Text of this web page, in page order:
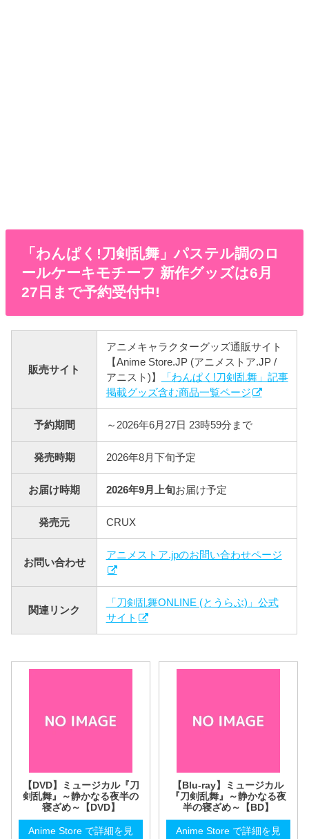
「わんぱく​!刀剣乱舞」パステル調のロ
ールケーキモチーフ 新作グッズは6月
27日まで予約受付中!
販売サイト
アニメキャラクターグッズ通販サイト
【Anime Store.JP (アニメストア.JP /
アニスト)】
「わんぱく​!刀剣乱舞」記事
掲載グッズ含む商品一覧ページ
予約期間 ～2026年6月27日 23時59分まで
発売時期 2026年8月下旬予定
お届け時期 2026年9月上旬お届け予定
発売元 CRUX
お問い合わせ
アニメストア.jpのお問い合わせページ
関連リンク
「刀剣乱舞ONLINE (とうらぶ)」公式
サイト
【DVD】ミュージカル『刀
剣乱舞』～静かなる夜半の
寝ざめ～【DVD】
Anime Store で詳細を見
【Blu-ray】ミュージカル
『刀剣乱舞』～静かなる夜
半の寝ざめ～【BD】
Anime Store で詳細を見